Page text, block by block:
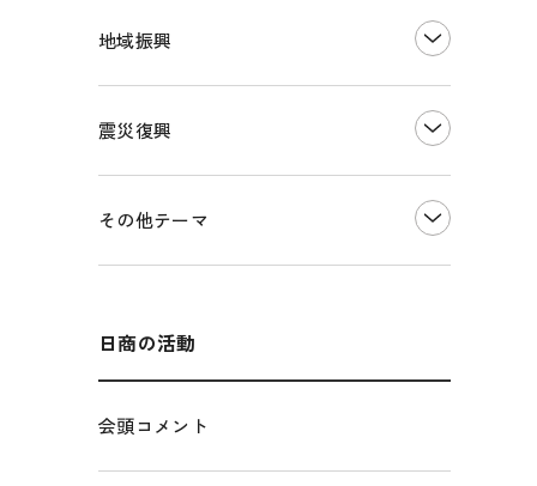
地域振興
震災復興
その他テーマ
多様な人材の活躍推進
各種制度・助成金
パートナーシップ構築宣言
日商の活動
会頭コメント